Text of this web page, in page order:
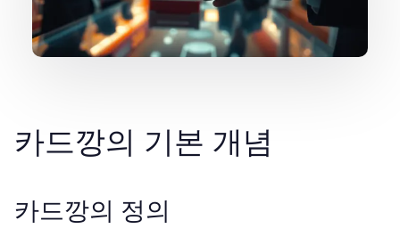
카드깡의 기본 개념
카드깡의 정의